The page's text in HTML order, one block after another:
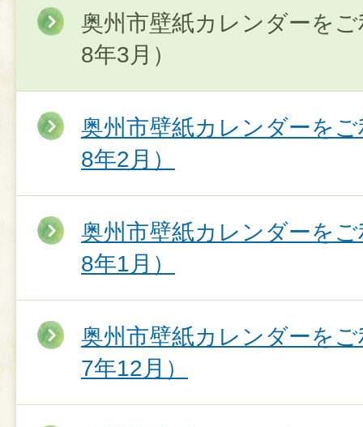
奥州市壁紙カレンダーを
8年3月）
奥州市壁紙カレンダーを
8年2月）
奥州市壁紙カレンダーを
8年1月）
奥州市壁紙カレンダーを
7年12月）